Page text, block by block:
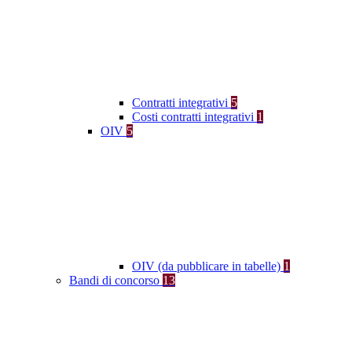
Contratti integrativi 5
Costi contratti integrativi 1
OIV 5
OIV (da pubblicare in tabelle) 1
Bandi di concorso 13